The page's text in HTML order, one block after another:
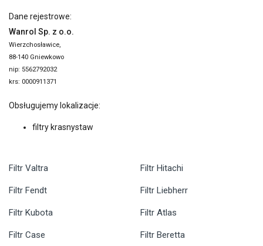
Dane rejestrowe:
Wanrol Sp. z o.o.
Wierzchosławice,
88-140 Gniewkowo
nip: 5562792032
krs: 0000911371
Obsługujemy lokalizacje:
filtry krasnystaw
Filtr Valtra
Filtr Fendt
Filtr Kubota
Filtr Case
Filtr Hitachi
Filtr Liebherr
Filtr Atlas
Filtr Beretta